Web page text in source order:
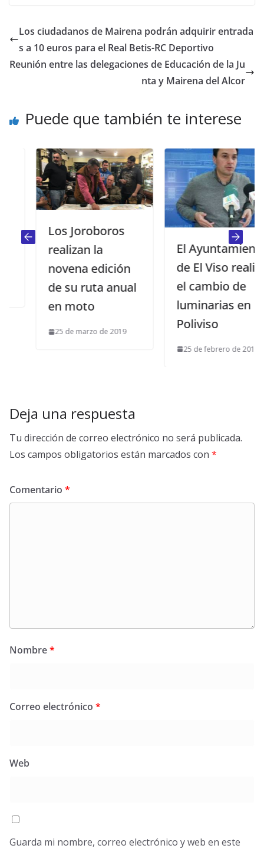
Los ciudadanos de Mairena podrán adquirir entrada
s a 10 euros para el Real Betis-RC Deportivo
Reunión entre las delegaciones de Educación de la Ju
nta y Mairena del Alcor
Puede que también te interese
Los Joroboros
realizan la
novena edición
de su ruta anual
en moto
25 de marzo de 2019
El Ayuntamiento
de El Viso realiza
el cambio de
luminarias en
Poliviso
25 de febrero de 2014
Deja una respuesta
Tu dirección de correo electrónico no será publicada.
Los campos obligatorios están marcados con *
Comentario *
Nombre*
Correo electrónico *
Web
Guarda mi nombre, correo electrónico y web en este